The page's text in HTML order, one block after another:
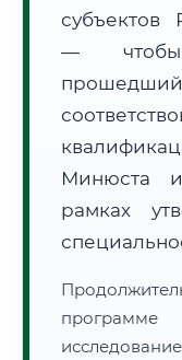
🔍 Нажмите на
субъектов
— чтобы
Минюста
рамках
программе